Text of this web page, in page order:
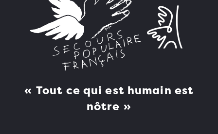
Tout ce qui est humain est
nôtre